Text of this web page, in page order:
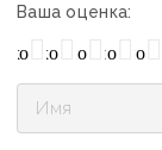
Ваша оценка:
Отлично
Хорошо
Плохо